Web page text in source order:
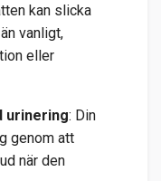
kan slicka
vanligt,
eller
urinering: Din
genom att
när den